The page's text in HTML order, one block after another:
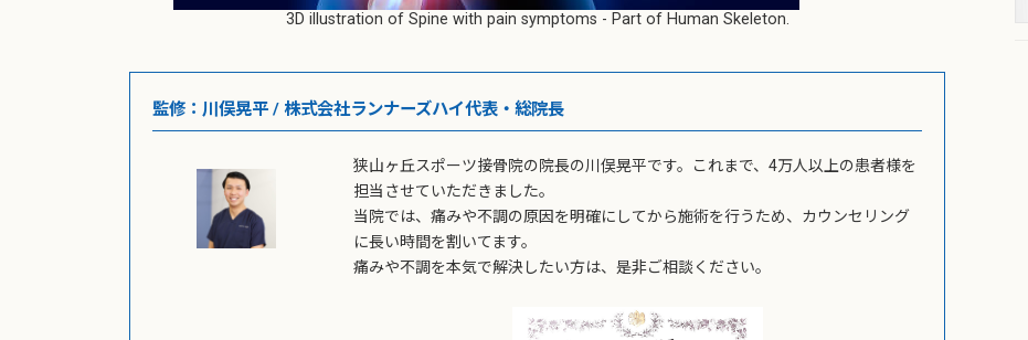
3D illustration of Spine with pain symptoms - Part of Human Skeleton.
監修：川俣晃平 / 株式会社ランナーズハイ代表・総院長
狭山ヶ丘スポーツ接骨院の院長の川俣晃平です。これまで、4万人以上の患者様を
担当させていただきました。
当院では、痛みや不調の原因を明確にしてから施術を行うため、カウンセリング
に長い時間を割いてます。
痛みや不調を本気で解決したい方は、是非ご相談ください。